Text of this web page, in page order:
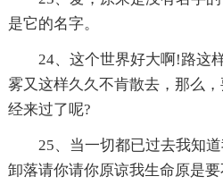
是它的名字。
24、这个世界好大啊!路这
雾又这样久久不肯散去，那么
经来过了呢?
25、当一切都已过去我知
卸落请你请你原谅我生命原是